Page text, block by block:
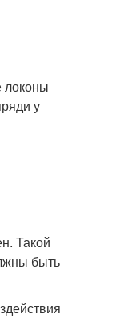
локоны
у
Такой
быть